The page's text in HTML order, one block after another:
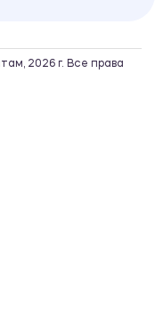
2026 г. Все права